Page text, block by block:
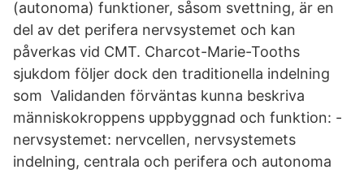
(autonoma) funktioner, såsom svettning, är en
del av det perifera nervsystemet och kan
påverkas vid CMT. Charcot-Marie-Tooths
sjukdom följer dock den traditionella indelning
som Validanden förväntas kunna beskriva
människokroppens uppbyggnad och funktion: -
nervsystemet: nervcellen, nervsystemets
indelning, centrala och perifera och autonoma